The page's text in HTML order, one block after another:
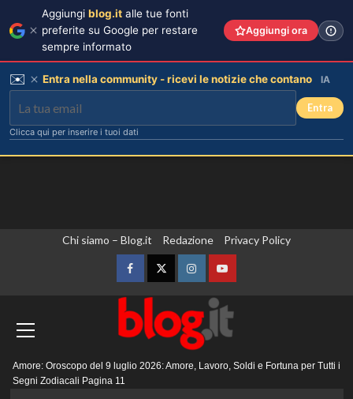
Chi siamo – Blog.it Redazione Privacy Policy
FacebookTwitterInstagramYouTube
principale
Amore: Oroscopo del 9 luglio 2026: Amore, Lavoro, Soldi e Fortuna per Tutti i
Segni Zodiacali Pagina 11
Aggiungi blog.it alle tue fonti
preferite su Google per restare
sempre informato
Aggiungi ora
✉️ Entra nella community - ricevi le notizie che contano IA
Entra
Clicca qui per inserire i tuoi dati